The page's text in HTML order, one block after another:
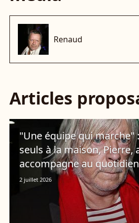
Renaud
Articles
"Une équipe qui marche"
seuls à la maison, Pierre,
accompagne au quotidien
2 juillet 2026